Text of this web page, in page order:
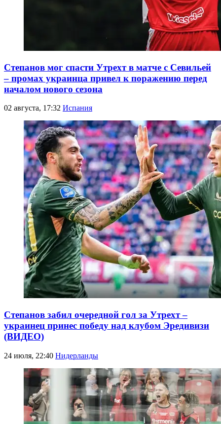
Степанов мог спасти Утрехт в матче с Севильей
– промах украинца привел к поражению перед
началом нового сезона
02 августа, 17:32 Испания
Степанов забил очередной гол за Утрехт –
украинец принес победу над клубом Эредивизи
(ВИДЕО)
24 июля, 22:40 Нидерланды